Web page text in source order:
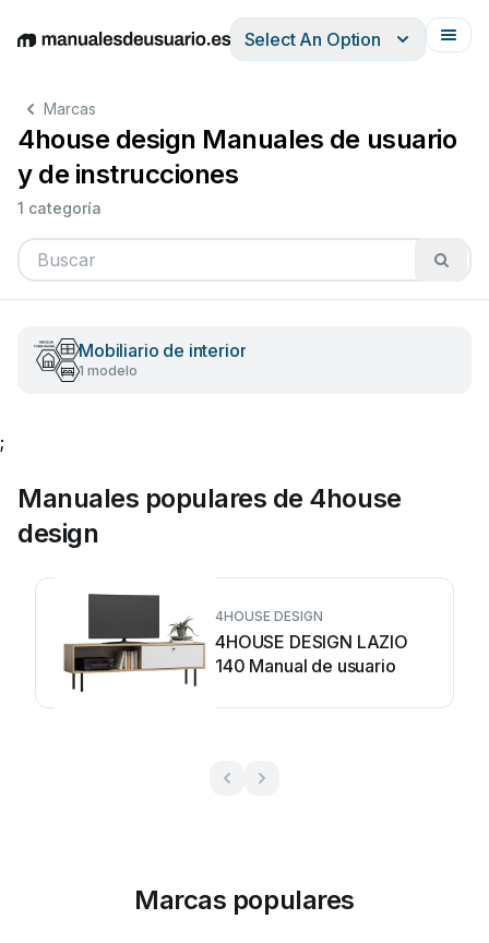
EnglishDeutschEspañolItalianoFrançais
Select An Option
Marcas
4house design Manuales de usuario
y de instrucciones
1 categoría
Mobiliario de interior
1 modelo
;
Manuales populares de 4house
design
4HOUSE DESIGN
4HOUSE DESIGN LAZIO
140 Manual de usuario
Marcas populares